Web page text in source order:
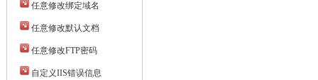
任意修改绑定域名
任意修改默认文档
任意修改FTP密码
自定义IIS错误信息